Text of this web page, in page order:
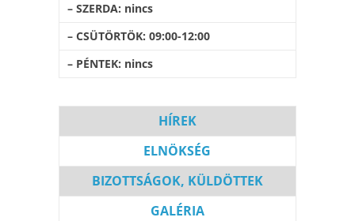
– SZERDA: nincs
– CSÜTÖRTÖK: 09:00-12:00
– PÉNTEK: nincs
HÍREK
ELNÖKSÉG
BIZOTTSÁGOK, KÜLDÖTTEK
GALÉRIA